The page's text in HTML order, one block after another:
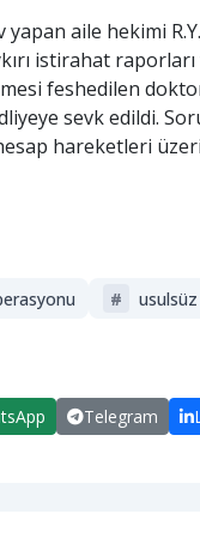
yapan aile hekimi
istirahat
feshedilen
sevk edildi.
hareketleri
#
Telegram